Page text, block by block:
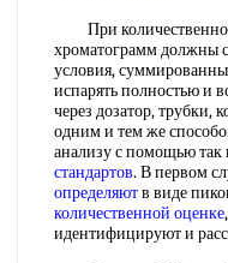
При
хроматограмм должны
условия,
испарять полностью и
через дозатор, трубки,
одним и тем же
анализу с помощью так
стандартов. В первом
определяютв виде
количественной оценке
идентифицируют и